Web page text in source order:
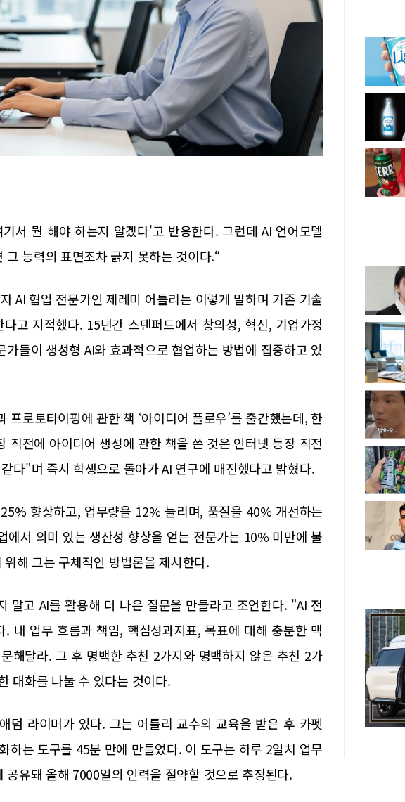
서 뭘 해야 하는지 알겠다'고 반응한다. 그런데 AI 언어모델
능력의 표면조차 긁지 못하는 것이다.“
AI 협업 전문가인 제레미 어틀리는 이렇게 말하며 기존 기술
고 지적했다. 15년간 스탠퍼드에서 창의성, 혁신, 기업가정
들이 생성형 AI와 효과적으로 협업하는 방법에 집중하고 있
로토타이핑에 관한 책 ‘아이디어 플로우’를 출간했는데, 한
직전에 아이디어 생성에 관한 책을 쓴 것은 인터넷 등장 직전
다"며 즉시 학생으로 돌아가 AI 연구에 매진했다고 밝혔다.
향상하고, 업무량을 12% 늘리며, 품질을 40% 개선하는
에서 의미 있는 생산성 향상을 얻는 전문가는 10% 미만에 불
해 그는 구체적인 방법론을 제시한다.
말고 AI를 활용해 더 나은 질문을 만들라고 조언한다. "AI 전
내 업무 흐름과 책임, 핵심성과지표, 목표에 대해 충분한 맥
해달라. 그 후 명백한 추천 2가지와 명백하지 않은 추천 2가
대화를 나눌 수 있다는 것이다.
덤 라이머가 있다. 그는 어틀리 교수의 교육을 받은 후 카펫
하는 도구를 45분 만에 만들었다. 이 도구는 하루 2일치 업무
유돼 올해 7000일의 인력을 절약할 것으로 추정된다.